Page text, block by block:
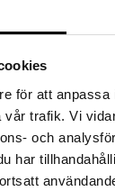
för att
trafik. Vi
och
har
31.8.2026 asti
voivat päästä
täydellinen
otteen ja
valmistettu